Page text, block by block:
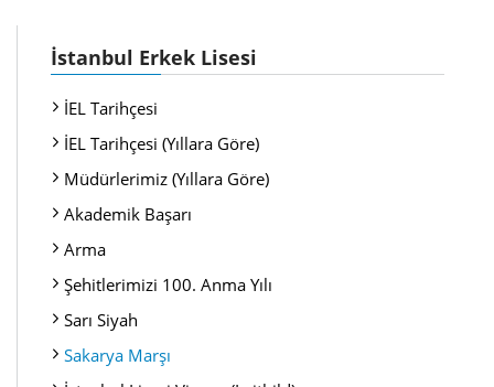
İstanbul Erkek Lisesi
İEL Tarihçesi
İEL Tarihçesi (Yıllara Göre)
Müdürlerimiz (Yıllara Göre)
Akademik Başarı
Arma
Şehitlerimizi 100. Anma Yılı
Sarı Siyah
Sakarya Marşı